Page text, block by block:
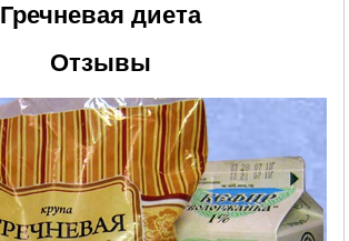
Гречневая диета
Отзывы